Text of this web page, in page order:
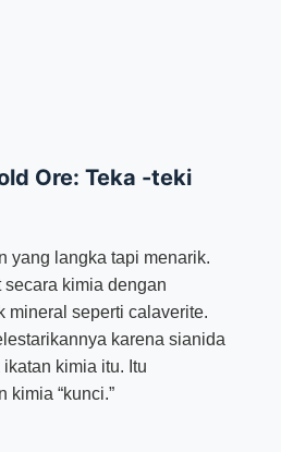
Ore: Teka -teki
yang langka tapi menarik.
kimia dengan
mineral seperti calaverite.
karena sianida
kimia itu. Itu
kimia “kunci.”